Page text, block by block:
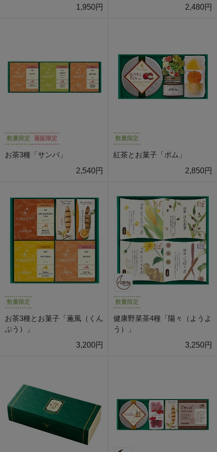
1,950円
2,480円
数量限定 通販限定
お茶3種「サンパ」
2,540円
数量限定
紅茶とお菓子「ポム」
2,850円
数量限定
お茶3種とお菓子「薫風（くん
ぷう）」
3,200円
数量限定
健康野菜茶4種「陽々（ようよ
う）」
3,250円